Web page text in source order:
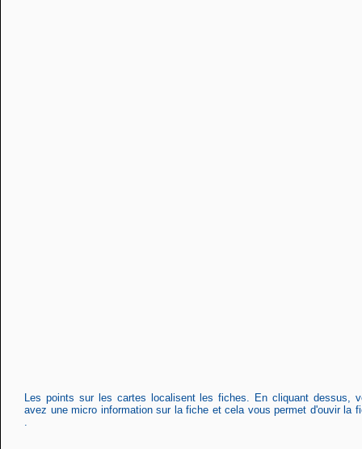
Les points sur les cartes localisent les fiches. En cliquant dessus,
avez une micro information sur la fiche et cela vous permet d'ouvir la
.